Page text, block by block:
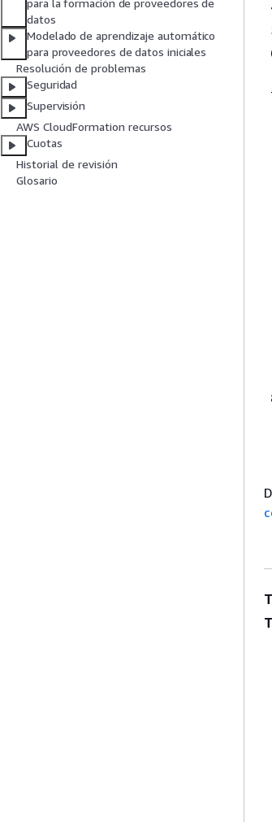
para la formación de proveedores de
datos
Modelado de aprendizaje automático
para proveedores de datos iniciales
Resolución de problemas
Seguridad
Supervisión
AWS CloudFormation recursos
Cuotas
Historial de revisión
Glosario